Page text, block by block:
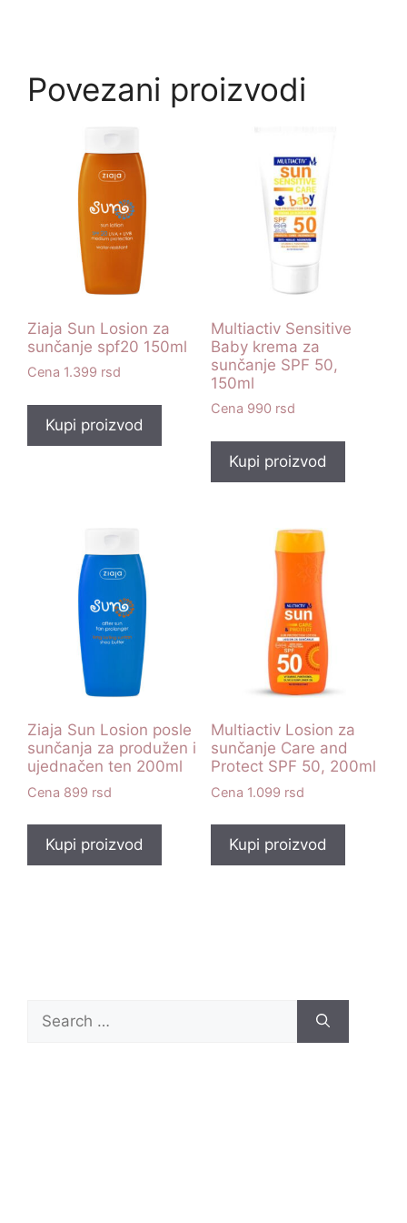
Povezani proizvodi
Ziaja Sun Losion za
sunčanje spf20 150ml
1.399 rsd
Kupi proizvod
Multiactiv Sensitive
Baby krema za
sunčanje SPF 50,
150ml
990 rsd
Kupi proizvod
Ziaja Sun Losion posle
sunčanja za produžen i
ujednačen ten 200ml
899 rsd
Kupi proizvod
Multiactiv Losion za
sunčanje Care and
Protect SPF 50, 200ml
1.099 rsd
Kupi proizvod